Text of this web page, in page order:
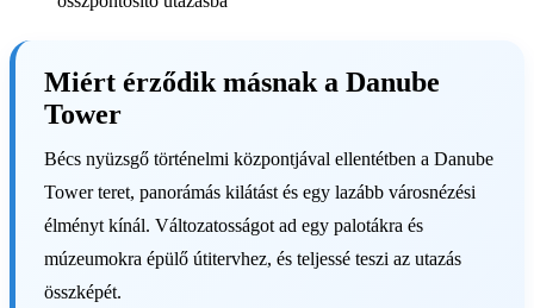
Miért érződik másnak a Danube
Tower
Bécs nyüzsgő történelmi központjával ellentétben a Danube
Tower teret, panorámás kilátást és egy lazább városnézési
élményt kínál. Változatosságot ad egy palotákra és
múzeumokra épülő útitervhez, és teljessé teszi az utazás
összképét.